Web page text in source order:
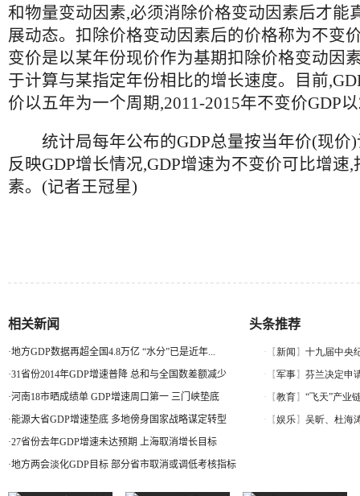
和物量变动因素,必须消除价格变动因素后才能
展动态。扣除价格变动因素后的价格称为不变
变价是以某年份现价作为基期扣除价格变动因
于计算与某指定年份相比的增长速度。目前
价以五年为一个周期,2011-2015年不变价GDP
统计局每年公布的GDP总量按当年价(现价)
反映GDP增长情况,GDP增速为不变价可比增速
素。(记者王冠星)
相关新闻
·地方GDP数据再超全国4.8万亿 “水分”已是近年...
·31省份2014年GDP增速普降 总和与全国数差额减少
·河南18市晒成绩单 GDP增速周口第一 三门峡垫底
·能源大省GDP增速垫底 多地傍身国家战略谋定转型
·27省份去年GDP增速未达预期 上海取消增长目标
·地方两会淡化GDP目标 部分省市取消或调低考核指标
头条推荐